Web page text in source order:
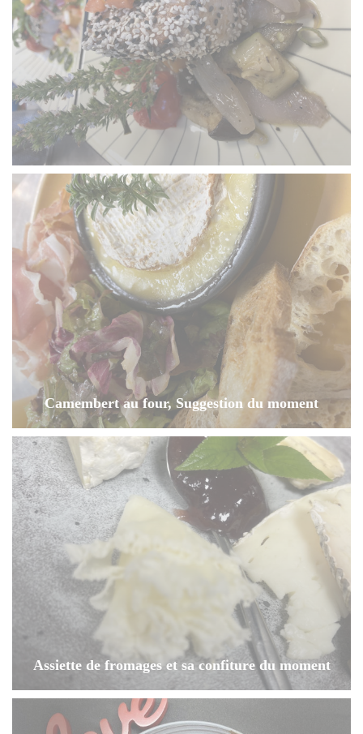
Camembert au four, Suggestion du moment
Assiette de fromages et sa confiture du moment